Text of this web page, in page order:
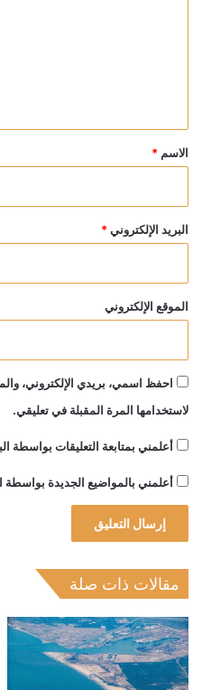
*
الاسم *
البريد الإلكتروني *
الموقع الإلكتروني
احفظ اسمي، بريدي الإلكتروني،
لاستخدامها المرة المقبلة في تعليقي.
أعلمني بمتابعة التعليقات بواسطة
أعلمني بالمواضيع الجديدة بواسطة
مقالات ذات صلة